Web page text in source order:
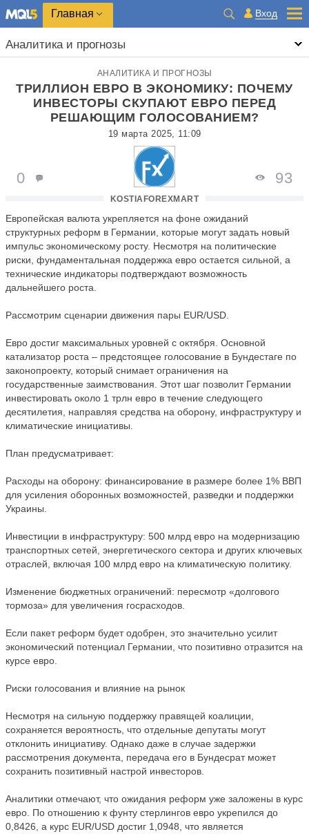
Главная Вход
Аналитика и прогнозы
АНАЛИТИКА И ПРОГНОЗЫ
ТРИЛЛИОН ЕВРО В ЭКОНОМИКУ: ПОЧЕМУ
ИНВЕСТОРЫ СКУПАЮТ ЕВРО ПЕРЕД
РЕШАЮЩИМ ГОЛОСОВАНИЕМ?
19 марта 2025, 11:09
KOSTIAFOREXMART
0 93
Европейская валюта укрепляется на фоне ожиданий
структурных реформ в Германии, которые могут задать новый
импульс экономическому росту. Несмотря на политические
риски, фундаментальная поддержка евро остается сильной, а
технические индикаторы подтверждают возможность
дальнейшего роста.
Рассмотрим сценарии движения пары EUR/USD.
Евро достиг максимальных уровней с октября. Основной
катализатор роста – предстоящее голосование в Бундестаге по
законопроекту, который снимает ограничения на
государственные заимствования. Этот шаг позволит Германии
инвестировать около 1 трлн евро в течение следующего
десятилетия, направляя средства на оборону, инфраструктуру и
климатические инициативы.
План предусматривает:
Расходы на оборону: финансирование в размере более 1% ВВП
для усиления оборонных возможностей, разведки и поддержки
Украины.
Инвестиции в инфраструктуру: 500 млрд евро на модернизацию
транспортных сетей, энергетического сектора и других ключевых
отраслей, включая 100 млрд евро на климатическую политику.
Изменение бюджетных ограничений: пересмотр «долгового
тормоза» для увеличения госрасходов.
Если пакет реформ будет одобрен, это значительно усилит
экономический потенциал Германии, что позитивно отразится на
курсе евро.
Риски голосования и влияние на рынок
Несмотря на сильную поддержку правящей коалиции,
сохраняется вероятность, что отдельные депутаты могут
отклонить инициативу. Однако даже в случае задержки
рассмотрения документа, передача его в Бундесрат может
сохранить позитивный настрой инвесторов.
Аналитики отмечают, что ожидания реформ уже заложены в курс
евро. По отношению к фунту стерлингов евро укрепился до
0,8426, а курс EUR/USD достиг 1,0948, что является